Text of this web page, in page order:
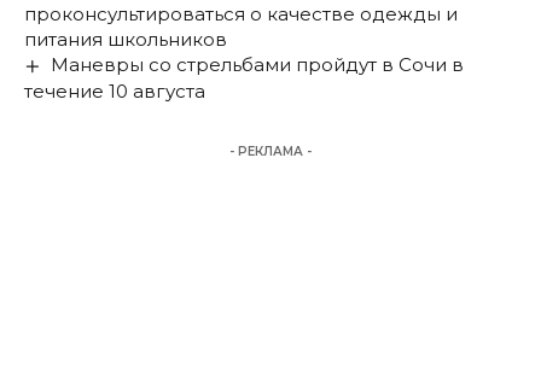
проконсультироваться о качестве одежды и
питания школьников
Маневры со стрельбами пройдут в Сочи в
течение 10 августа
- РЕКЛАМА -